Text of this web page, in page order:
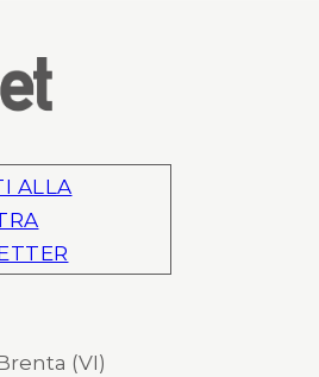
ALLA
(VI)